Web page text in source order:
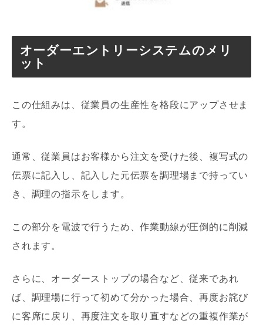
オーダーエントリーシステムのメリ
ット
この仕組みは、従業員の生産性を格段にアップさせま
す。
通常、従業員はお客様から注文を受けた後、複写式の
伝票に記入し、記入した元伝票を調理場まで持ってい
き、調理の指示をします。
この部分を電波で行うため、作業動線が圧倒的に削減
されます。
さらに、オーダーストップの場合など、従来であれ
ば、調理場に行って初めて分かった場合、再度お詫び
に客席に戻り、再度注文を取り直すなどの重複作業が